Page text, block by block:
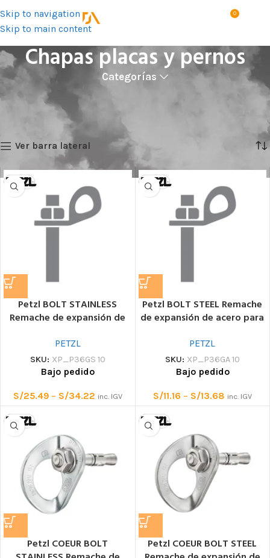
Skip to navigation
Skip to main content
MENÚ 0
Chapas placas y pernos
Categorías
Productos
Dispositivos de anclaje
Chapas placas y pernos
Showing all 12 results
Ver barra lateral
Petzl BOLT STAINLESS
Remache de expansión de
exteriores
PETZL
SKU: XP_P36GS 10
Bajo pedido
S/25.49 – S/34.22 inc. IGV
Petzl BOLT STEEL Remache
de expansión de acero para
PETZL
SKU: XP_P36GA 10
Bajo pedido
S/11.16 – S/13.68 inc. IGV
Petzl COEUR BOLT
Petzl COEUR BOLT STEEL